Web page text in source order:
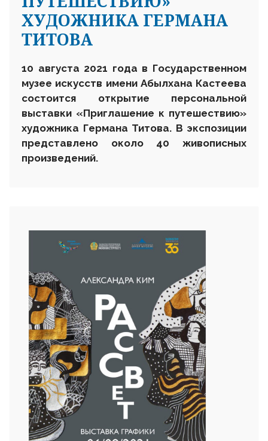
ХУДОЖНИКА ГЕРМАНА
ТИТОВА
10 августа 2021 года в Государственном
музее искусств имени Абылхана Кастеева
состоится открытие персональной
выставки «Приглашение к путешествию»
художника Германа Титова. В экспозиции
представлено около 40 живописных
произведений.